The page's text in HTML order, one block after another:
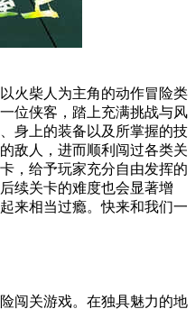
火柴人为主角的动作冒险类
位侠客，踏上充满挑战与风
身上的装备以及所掌握的技
敌人，进而顺利闯过各类关
，给予玩家充分自由发挥的
续关卡的难度也会显著增
来相当过瘾。快来和我们一
闯关游戏。在独具魅力的地